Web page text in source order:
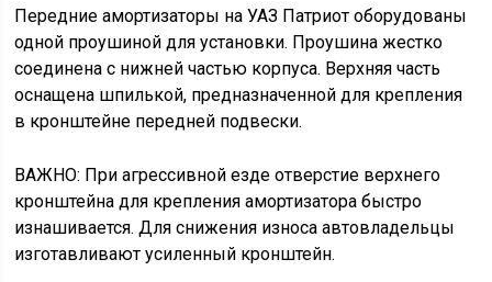
Передние амортизаторы на УАЗ Патриот оборудованы
одной проушиной для установки. Проушина жестко
соединена с нижней частью корпуса. Верхняя часть
оснащена шпилькой, предназначенной для крепления
в кронштейне передней подвески.
ВАЖНО: При агрессивной езде отверстие верхнего
кронштейна для крепления амортизатора быстро
изнашивается. Для снижения износа автовладельцы
изготавливают усиленный кронштейн.